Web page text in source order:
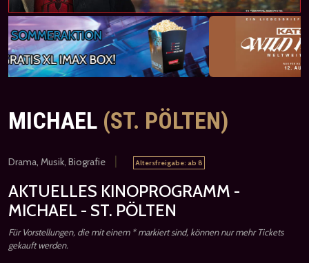
MICHAEL (ST. PÖLTEN)
Drama, Musik, Biografie | Altersfreigabe: ab 8
AKTUELLES KINOPROGRAMM -
MICHAEL - ST. PÖLTEN
Für Vorstellungen, die mit einem * markiert sind, können nur mehr Tickets
gekauft werden.